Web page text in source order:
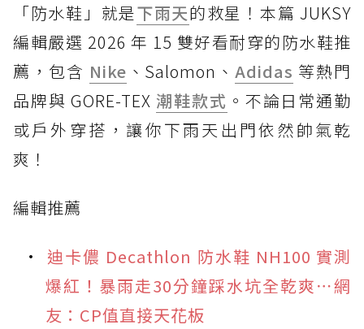
「防水鞋」就是下雨天的救星！本篇 JUKSY
編輯嚴選 2026 年 15 雙好看耐穿的防水鞋推
薦，包含 Nike 、Salomon、Adidas 等熱門
品牌與 GORE-TEX 潮鞋款式 。不論日常通勤
或戶外穿搭，讓你下雨天出門依然帥氣乾
爽！
編輯推薦
迪卡儂 Decathlon 防水鞋 NH100 實測
爆紅！暴雨走30分鐘踩水坑全乾爽⋯網
友：CP值直接天花板